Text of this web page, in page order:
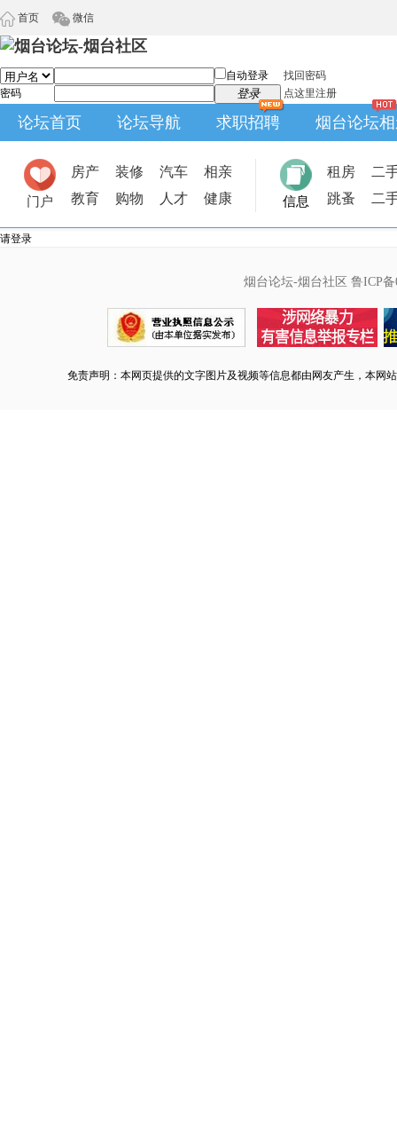
首页 微信
自动登录
找回密码
密码
登录 点这里注册
论坛首页 论坛导航 求职招聘 烟台论坛
门户
房产 装修 汽车
相亲
教育
购物 人才 健康 信息
租房
二
跳蚤
二
请登录
烟台论坛-烟台社区 鲁ICP备
免责声明：本网页提供的文字图片及视频等信息都由网友产生，本网